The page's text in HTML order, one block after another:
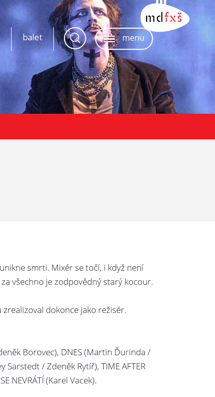
menu
balet
smrti. Mixér se točí, i když není
všechno je zodpovědný starý kocour.
dokonce jako režisér.
Borovec), DNES (Martin Ďurinda /
Sarstedt / Zdeněk Rytíř), TIME AFTER
NEVRÁTÍ (Karel Vacek).